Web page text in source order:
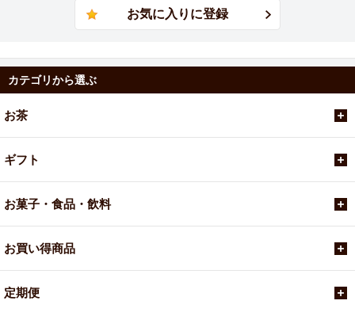
カテゴリから選ぶ
お茶
ギフト
お菓子・食品・飲料
お買い得商品
定期便